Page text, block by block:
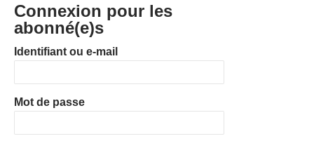
Connexion pour les
abonné(e)s
Identifiant ou e-mail
Mot de passe